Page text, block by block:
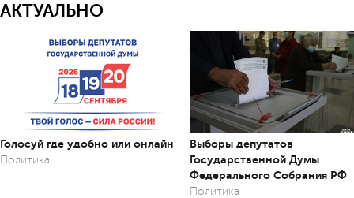
АКТУАЛЬНО
Голосуй где удобно или онлайн
Политика
Выборы депутатов
Государственной Думы
Федерального Собрания РФ
Политика